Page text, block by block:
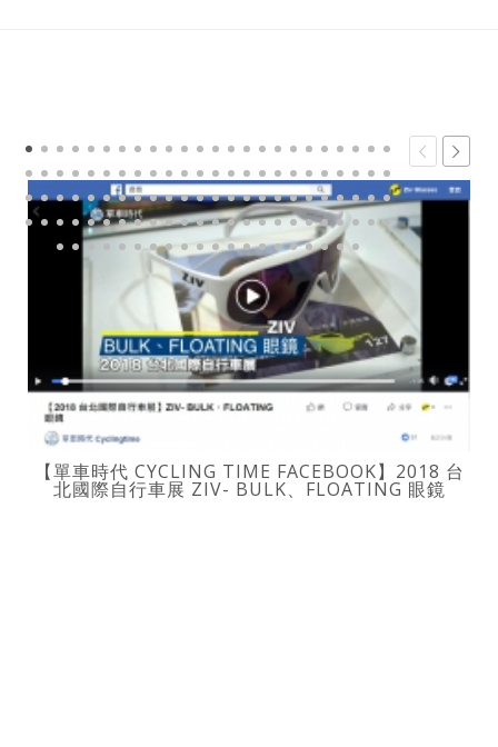
【單車時代 CYCLING TIME FACEBOOK】2018 台
北國際自行車展 ZIV- BULK、FLOATING 眼鏡